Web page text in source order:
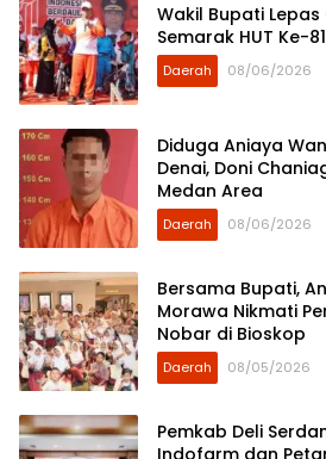
Wakil Bupati
Semarak HUT Ke-
Daerah 08/06/2026
Diduga Aniaya
Denai, Doni
Medan Area
Daerah 08/06/2026
Bersama Bupati,
Morawa Nikmati
Nobar di Bioskop
Daerah 08/05/2026
Pemkab Deli